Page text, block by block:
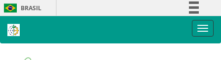
Skip
navigation
BRASIL